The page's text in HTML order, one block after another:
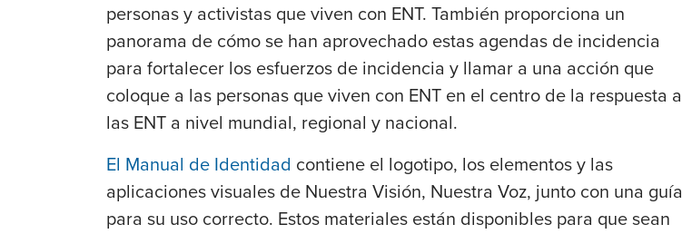
personas y activistas que viven con ENT. También proporciona un
panorama de cómo se han aprovechado estas agendas de incidencia
para fortalecer los esfuerzos de incidencia y llamar a una acción que
coloque a las personas que viven con ENT en el centro de la respuesta a
las ENT a nivel mundial, regional y nacional.
El Manual de Identidad contiene el logotipo, los elementos y las
aplicaciones visuales de Nuestra Visión, Nuestra Voz, junto con una guía
para su uso correcto. Estos materiales están disponibles para que sean